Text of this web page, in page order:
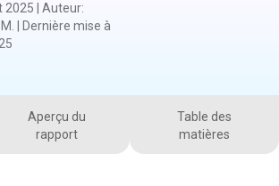
2025 Auteur:
Dernière mise à
Aperçu du
rapport
Table des
matières